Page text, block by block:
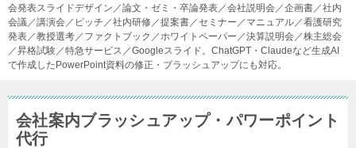
会発表スライドデザイン／論文・ゼミ・卒論発表／会社説明会／企画書／社内
会議／講演会／ピッチ／社内研修／提案書／セミナー／マニュアル／看護研究
発表／教授選考／ファクトブック／ホワイトペーパー／決算説明会／株主総会
／昇格試験／特急サービス／Googleスライド。ChatGPT・Claudeなど生成AI
で作成したPowerPoint資料の修正・ブラッシュアップにも対応。
会社案内ブラッシュアップ・パワーポイント
代行